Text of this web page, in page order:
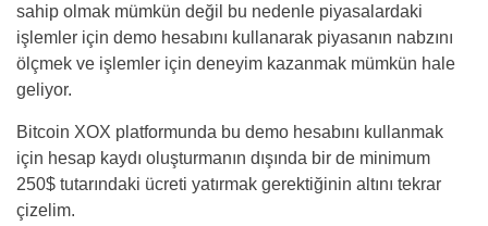
sahip olmak mümkün değil bu nedenle piyasalardaki
işlemler için demo hesabını kullanarak piyasanın nabzını
ölçmek ve işlemler için deneyim kazanmak mümkün hale
geliyor.
Bitcoin XOX platformunda bu demo hesabını kullanmak
için hesap kaydı oluşturmanın dışında bir de minimum
250$ tutarındaki ücreti yatırmak gerektiğinin altını tekrar
çizelim.